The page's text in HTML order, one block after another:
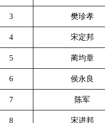
3 樊珍孝
4 宋定邦
5 蔺均章
6 侯永良
7 陈军
8 宋进邦